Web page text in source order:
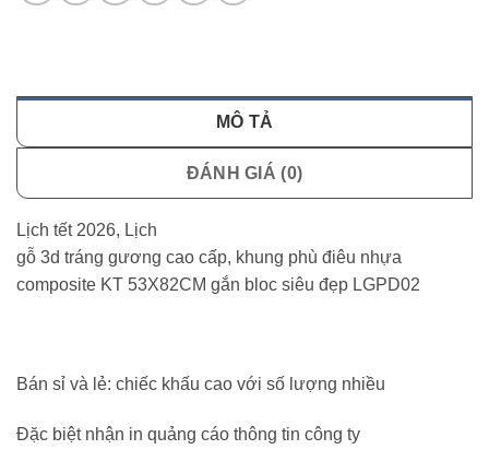
MÔ TẢ
ĐÁNH GIÁ (0)
Lịch tết 2026, Lịch
gỗ 3d tráng gương cao cấp, khung phù điêu nhựa
composite KT 53X82CM gắn bloc siêu đẹp LGPD02
Bán sỉ và lẻ: chiếc khấu cao với số lượng nhiều
Đặc biệt nhận in quảng cáo thông tin công ty